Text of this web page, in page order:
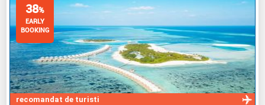
recomandat de turisti
38%
EARLY
BOOKING